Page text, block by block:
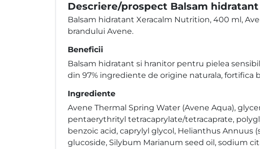
Descriere/prospect Balsam
Balsam hidratant Xeracalm Nutrition, 400 ml,
brandului Avene.
Beneficii
Balsam hidratant si hranitor pentru pielea
din 97% ingrediente de origine naturala, fortifica
Ingrediente
Avene Thermal Spring Water (Avene Aqua),
pentaerythrityl tetracaprylate/tetracaprate,
benzoic acid, caprylyl glycol, Helianthus Annuus
glucoside, Silybum Marianum seed oil, sodium